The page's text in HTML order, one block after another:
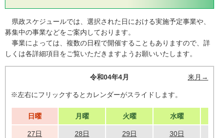
県政スケジュールでは、選択された日における実施予定事業や、
募集中の事業などをご案内しております。
事業によっては、複数の日程で開催することもありますので、詳
しくは各詳細項目をご覧いただきますようお願いいたします。
令和04年4月 来月→
※左右にフリックするとカレンダーがスライドします。
日曜 月曜 火曜 水曜
27日 28日 29日 30日